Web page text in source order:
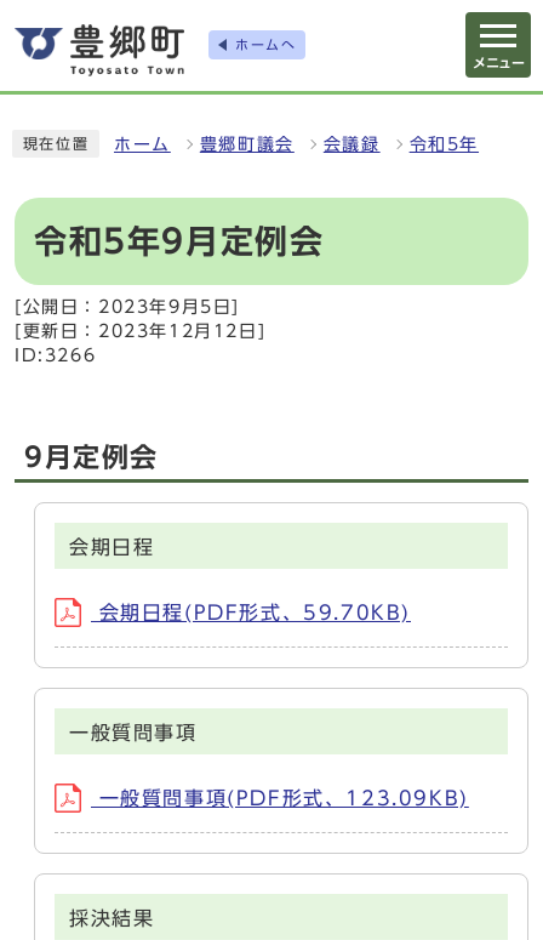
ホームへ
メニュー
現在位置 ホーム 豊郷町議会 会議録 令和5年
令和5年9月定例会
[公開日：2023年9月5日]
[更新日：2023年12月12日]
ID:3266
9月定例会
会期日程
会期日程(PDF形式、59.70KB)
一般質問事項
一般質問事項(PDF形式、123.09KB)
採決結果